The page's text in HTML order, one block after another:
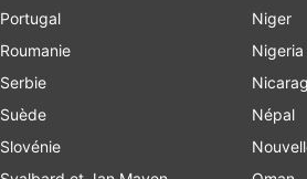
Portugal
Roumanie
Serbie
Suède
Slovénie
Niger
Nigeria
Népal